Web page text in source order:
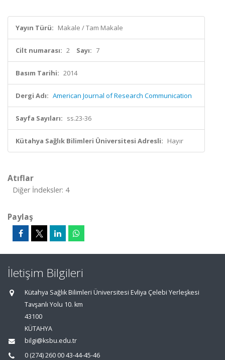
Yayın Türü: Makale / Tam Makale
Cilt numarası: 2 Sayı: 7
Basım Tarihi: 2014
Dergi Adı: American Journal of Research Communication
Sayfa Sayıları: ss.23-36
Kütahya Sağlık Bilimleri Üniversitesi Adresli: Hayır
Atıflar
Diğer İndeksler: 4
Paylaş
İletişim Bilgileri
Kütahya Sağlık Bilimleri Üniversitesi Evliya Çelebi Yerleşkesi
Tavşanlı Yolu 10. km
43100
KÜTAHYA
bilgi@ksbu.edu.tr
0 (274) 260 00 43-44-45-46